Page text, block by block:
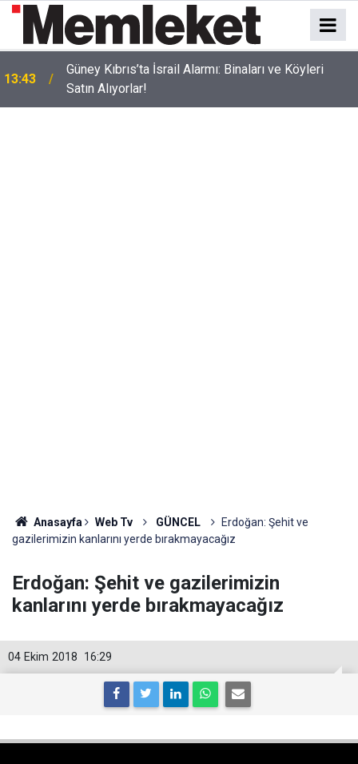
13:43
Güney Kıbrıs’ta İsrail Alarmı: Binaları ve Köyleri
Satın Alıyorlar!
Anasayfa Web Tv GÜNCEL
Erdoğan: Şehit ve
gazilerimizin kanlarını yerde bırakmayacağız
Erdoğan: Şehit ve gazilerimizin
kanlarını yerde bırakmayacağız
16:29
04 Ekim 2018